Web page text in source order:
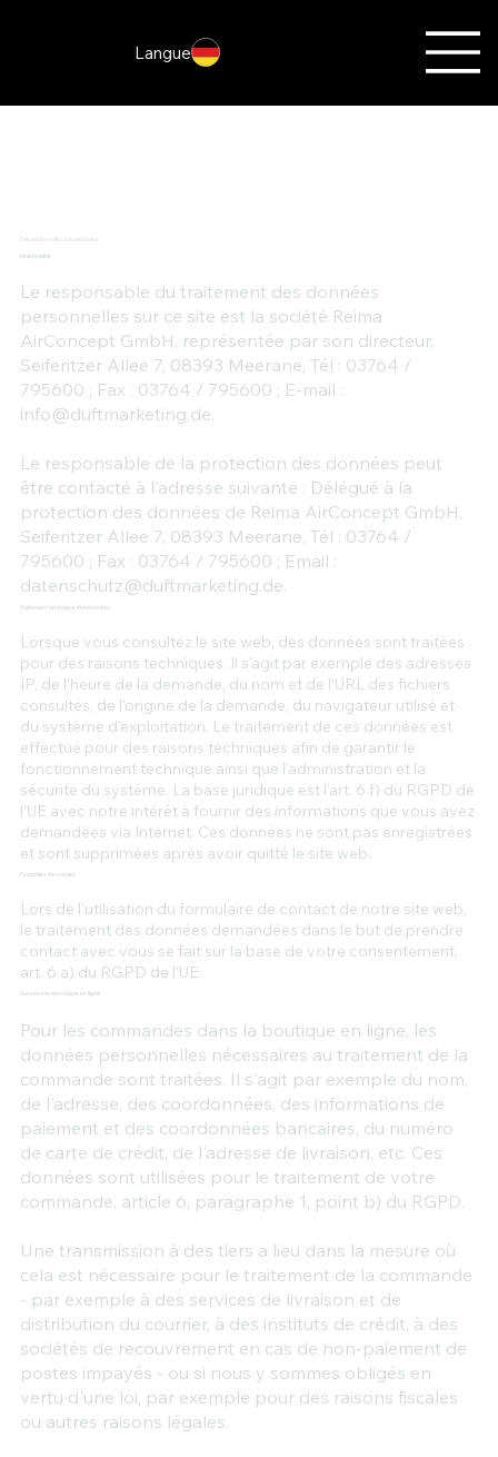
Langue
Déclaration de confidentialité
Responsable
Le responsable du traitement des données
personnelles sur ce site est la société Reima
AirConcept GmbH, représentée par son directeur,
Seiferitzer Allee 7, 08393 Meerane, Tél : 03764 /
795600 ; Fax : 03764 / 795600 ; E-mail :
info@duftmarketing.de.
Le responsable de la protection des données peut
être contacté à l'adresse suivante : Délégué à la
protection des données de Reima AirConcept GmbH,
Seiferitzer Allee 7, 08393 Meerane, Tél : 03764 /
795600 ; Fax : 03764 / 795600 ; Email :
datenschutz@duftmarketing.de.
Traitement technique des données
Lorsque vous consultez le site web, des données sont traitées
pour des raisons techniques. Il s'agit par exemple des adresses
IP, de l'heure de la demande, du nom et de l'URL des fichiers
consultés, de l'origine de la demande, du navigateur utilisé et
du système d'exploitation. Le traitement de ces données est
effectué pour des raisons techniques afin de garantir le
fonctionnement technique ainsi que l'administration et la
sécurité du système. La base juridique est l'art. 6 f) du RGPD de
l'UE avec notre intérêt à fournir des informations que vous avez
demandées via Internet. Ces données ne sont pas enregistrées
et sont supprimées après avoir quitté le site web.
Formulaire de contact
Lors de l'utilisation du formulaire de contact de notre site web,
le traitement des données demandées dans le but de prendre
contact avec vous se fait sur la base de votre consentement,
art. 6 a) du RGPD de l'UE.
Données de la boutique en ligne
Pour les commandes dans la boutique en ligne, les
données personnelles nécessaires au traitement de la
commande sont traitées. Il s'agit par exemple du nom,
de l'adresse, des coordonnées, des informations de
paiement et des coordonnées bancaires, du numéro
de carte de crédit, de l'adresse de livraison, etc. Ces
données sont utilisées pour le traitement de votre
commande, article 6, paragraphe 1, point b) du RGPD.
Une transmission à des tiers a lieu dans la mesure où
cela est nécessaire pour le traitement de la commande
- par exemple à des services de livraison et de
distribution du courrier, à des instituts de crédit, à des
sociétés de recouvrement en cas de non-paiement de
postes impayés - ou si nous y sommes obligés en
vertu d'une loi, par exemple pour des raisons fiscales
ou autres raisons légales.